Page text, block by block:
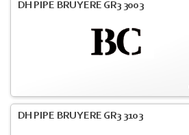
DH PIPE BRUYERE GR3 3003
DH PIPE BRUYERE GR3 3103